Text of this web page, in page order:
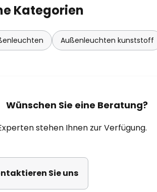
Kategorien
Außenleuchten kunststoff
Wünschen Sie eine Beratung?
stehen Ihnen zur Verfügung.
Sie uns